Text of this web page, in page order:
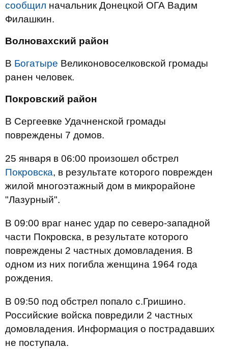
сообщил начальник Донецкой ОГА Вадим
Филашкин.
Волновахский район
В Богатыре Великоновоселковской громады
ранен человек.
Покровский район
В Сергеевке Удачненской громады
повреждены 7 домов.
25 января в 06:00 произошел обстрел
Покровска, в результате которого поврежден
жилой многоэтажный дом в микрорайоне
"Лазурный".
В 09:00 враг нанес удар по северо-западной
части Покровска, в результате которого
повреждены 2 частных домовладения. В
одном из них погибла женщина 1964 года
рождения.
В 09:50 под обстрел попало с.Гришино.
Российские войска повредили 2 частных
домовладения. Информация о пострадавших
не поступала.